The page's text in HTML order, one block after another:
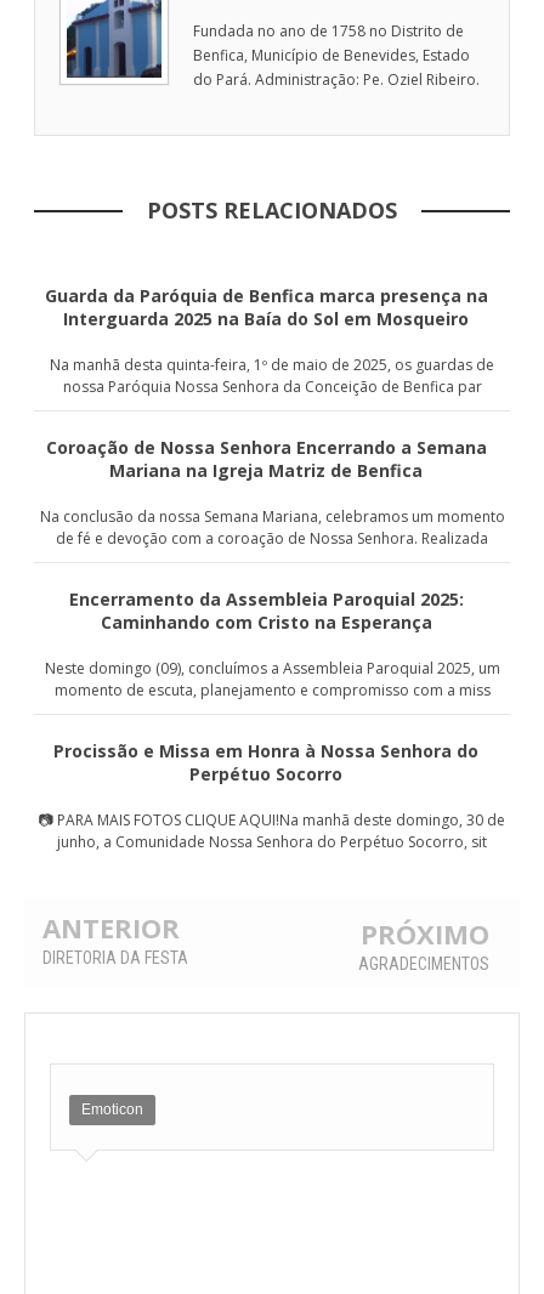
Fundada no ano de 1758 no Distrito de
Benfica, Município de Benevides, Estado
do Pará. Administração: Pe. Oziel Ribeiro.
POSTS RELACIONADOS
Guarda da Paróquia de Benfica marca presença na
Interguarda 2025 na Baía do Sol em Mosqueiro
Na manhã desta quinta-feira, 1º de maio de 2025, os guardas de
nossa Paróquia Nossa Senhora da Conceição de Benfica par
Coroação de Nossa Senhora Encerrando a Semana
Mariana na Igreja Matriz de Benfica
Na conclusão da nossa Semana Mariana, celebramos um momento
de fé e devoção com a coroação de Nossa Senhora. Realizada
Encerramento da Assembleia Paroquial 2025:
Caminhando com Cristo na Esperança
Neste domingo (09), concluímos a Assembleia Paroquial 2025, um
momento de escuta, planejamento e compromisso com a miss
Procissão e Missa em Honra à Nossa Senhora do
Perpétuo Socorro
📷 PARA MAIS FOTOS CLIQUE AQUI!Na manhã deste domingo, 30 de
junho, a Comunidade Nossa Senhora do Perpétuo Socorro, sit
ANTERIOR
DIRETORIA DA FESTA
PRÓXIMO
AGRADECIMENTOS
Emoticon